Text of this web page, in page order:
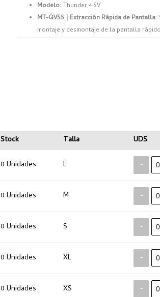
Modelo: Thunder 4 SV
MT-QVSS | Extracción Rápida de Pantalla:
montaje y desmontaje de la pantalla
MT-MDHC | Cierre Micrométrico de Doble
aperturas no deseadas, óptimo para
entre comodidad y seguridad.
Acolchados Interiores Desmontables:
adaptándose de forma óptima y
Stock Talla UDS
0 Unidades L -
0 Unidades M -
0 Unidades S -
0 Unidades XL -
0 Unidades XS -